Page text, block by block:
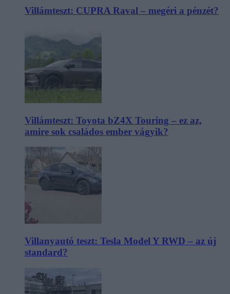
Villámteszt: CUPRA Raval – megéri a pénzét?
Villámteszt: Toyota bZ4X Touring – ez az,
amire sok családos ember vágyik?
Villanyautó teszt: Tesla Model Y RWD – az új
standard?